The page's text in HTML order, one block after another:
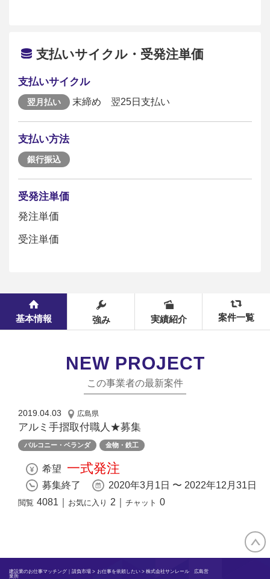
支払いサイクル・受発注単価
支払いサイクル
翌月払い 末締め 翌25日支払い
支払い方法
銀行振込
受発注単価
発注単価
受注単価
基本情報 強み 実績紹介 案件一覧
NEW PROJECT
この事業者の最新案件
2019.04.03 広島県
アルミ手摺取付職人★募集
バルコニー・ベランダ 金物・鉄工
希望 一式発注
募集終了 2020年3月1日 〜 2022年12月31日
閲覧 4081 お気に入り 2 チャット 0
建設業のお仕事マッチング｜請負市場 > お仕事を依頼したい> 株式会社サンレール 広島営
業所